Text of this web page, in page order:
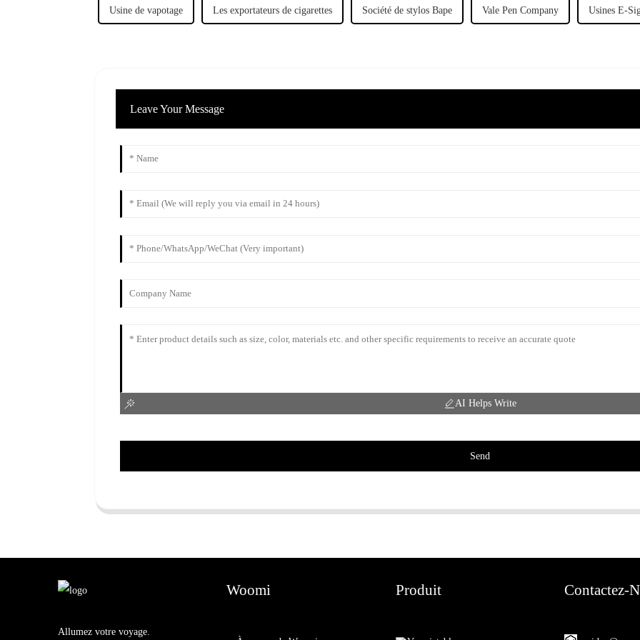
Usine de vapotage Les exportateurs de cigarettes Société de stylos Bape Vale Pen Company Usines E-
Leave Your Message
AI Helps Write
Send
Allumez votre voyage.
Woomi Produit Contactez-